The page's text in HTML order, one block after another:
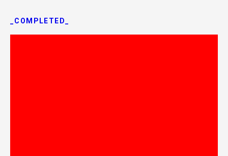
_COMPLETED_